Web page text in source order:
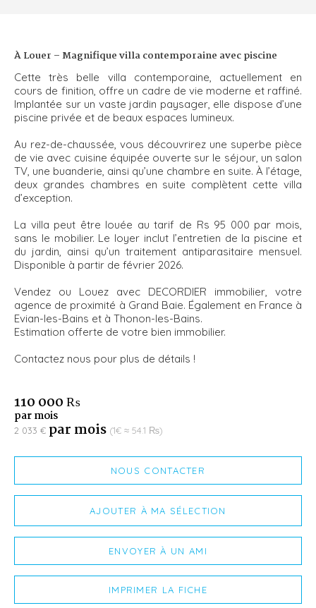
À Louer – Magnifique villa contemporaine avec piscine
Cette très belle villa contemporaine, actuellement en
cours de finition, offre un cadre de vie moderne et raffiné.
Implantée sur un vaste jardin paysager, elle dispose d’une
piscine privée et de beaux espaces lumineux.
Au rez-de-chaussée, vous découvrirez une superbe pièce
de vie avec cuisine équipée ouverte sur le séjour, un salon
TV, une buanderie, ainsi qu’une chambre en suite. À l’étage,
deux grandes chambres en suite complètent cette villa
d’exception.
La villa peut être louée au tarif de Rs 95 000 par mois,
sans le mobilier. Le loyer inclut l’entretien de la piscine et
du jardin, ainsi qu’un traitement antiparasitaire mensuel.
Disponible à partir de février 2026.
Vendez ou Louez avec DECORDIER immobilier, votre
agence de proximité à Grand Baie. Également en France à
Evian-les-Bains et à Thonon-les-Bains.
Estimation offerte de votre bien immobilier.
Contactez nous pour plus de détails !
110 000 ₨
par mois
2 033 € par mois (1€ ≈ 54.1 ₨)
NOUS CONTACTER
AJOUTER À MA SÉLECTION
ENVOYER À UN AMI
IMPRIMER LA FICHE